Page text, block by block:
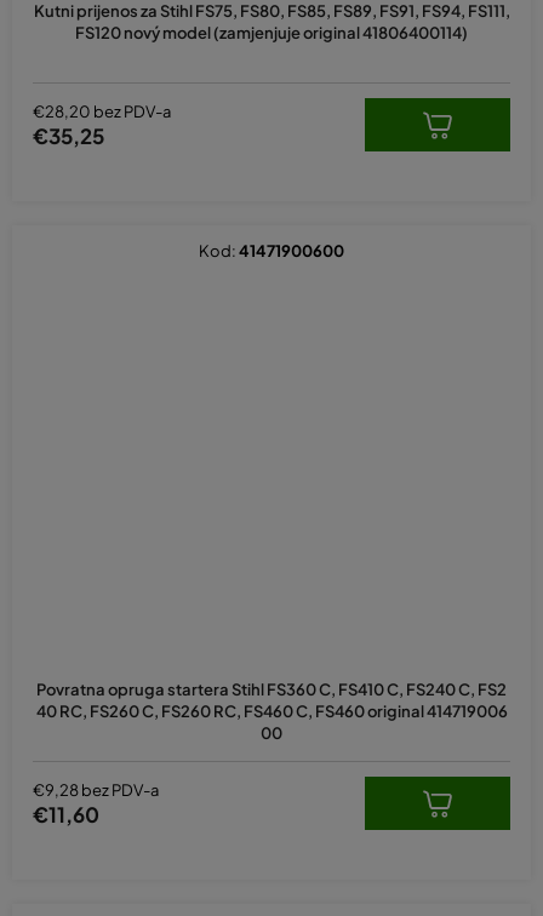
Kutni prijenos za Stihl FS75, FS80, FS85, FS89, FS91, FS94, FS111,
FS120 nový model (zamjenjuje original 41806400114)
€28,20 bez PDV-a
€35,25
Povratna opruga startera Stihl FS360 C, FS410 C, FS240 C, FS2
40 RC, FS260 C, FS260 RC, FS460 C, FS460 original 414719006
00
€9,28 bez PDV-a
€11,60
Kod:41471900600